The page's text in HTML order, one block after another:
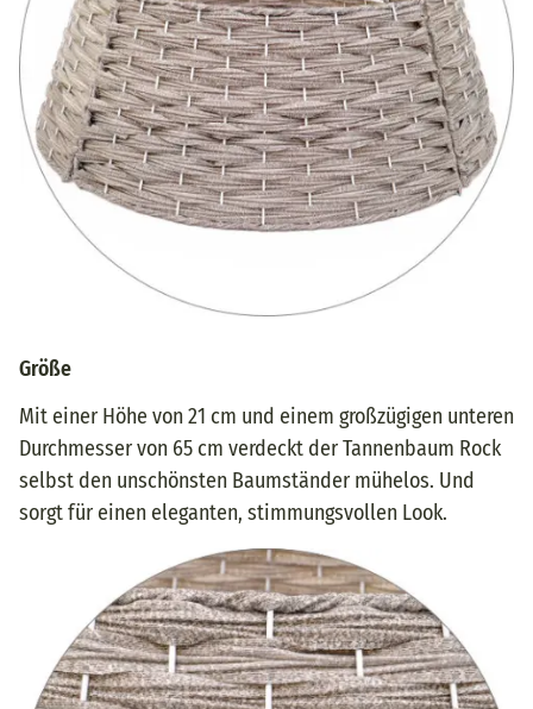
Größe
Mit einer Höhe von 21 cm und einem großzügigen unteren
Durchmesser von 65 cm verdeckt der Tannenbaum Rock
selbst den unschönsten Baumständer mühelos. Und
sorgt für einen eleganten, stimmungsvollen Look.